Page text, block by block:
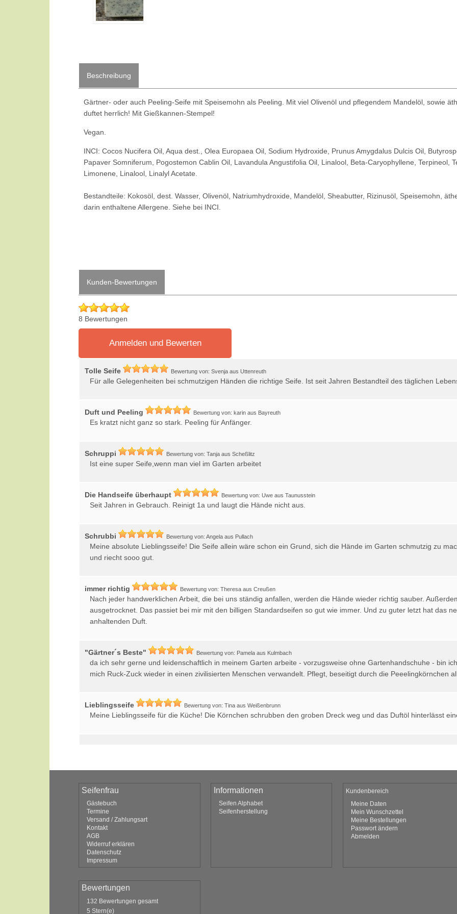
Beschreibung
Gärtner- oder auch Peeling-Seife mit Speisemohn als Peeling. Mit viel Olivenöl und pflegendem Mandelöl, sowie
duftet herrlich! Mit Gießkannen-Stempel!
Vegan.
INCI: Cocos Nucifera Oil, Aqua dest., Olea Europaea Oil, Sodium Hydroxide, Prunus Amygdalus Dulcis Oil,
Papaver Somniferum, Pogostemon Cablin Oil, Lavandula Angustifolia Oil, Linalool, Beta-Caryophyllene, Terpineol,
Limonene, Linalool, Linalyl Acetate.
Bestandteile: Kokosöl, dest. Wasser, Olivenöl, Natriumhydroxide, Mandelöl, Sheabutter, Rizinusöl, Speisemohn,
darin enthaltene Allergene. Siehe bei INCI.
Kunden-Bewertungen
8 Bewertungen
Anmelden und Bewerten
Tolle Seife Bewertung von: Svenja aus Uttenreuth
Für alle Gelegenheiten bei schmutzigen Händen die richtige Seife. Ist seit Jahren Bestandteil des täglichen
Duft und Peeling Bewertung von: karin aus Bayreuth
Es kratzt nicht ganz so stark. Peeling für Anfänger.
Schruppi Bewertung von: Tanja aus Scheßlitz
Ist eine super Seife,wenn man viel im Garten arbeitet
Die Handseife überhaupt Bewertung von: Uwe aus Taunusstein
Seit Jahren in Gebrauch. Reinigt 1a und laugt die Hände nicht aus.
Schrubbi Bewertung von: Angela aus Pullach
Meine absolute Lieblingsseife! Die Seife allein wäre schon ein Grund, sich die Hände im Garten schmutzig zu
und riecht sooo gut.
immer richtig Bewertung von: Theresa aus Creußen
Nach jeder handwerklichen Arbeit, die bei uns ständig anfallen, werden die Hände wieder richtig sauber.
ausgetrocknet. Das passiet bei mir mit den billigen Standardseifen so gut wie immer. Und zu guter letzt hat das
anhaltenden Duft.
"Gärtner´s Beste" Bewertung von: Pamela aus Kulmbach
da ich sehr gerne und leidenschaftlich in meinem Garten arbeite - vorzugsweise ohne Gartenhandschuhe - bin
mich Ruck-Zuck wieder in einen zivilisierten Menschen verwandelt. Pflegt, beseitigt durch die Peeelingkörnchen
Lieblingsseife Bewertung von: Tina aus Weißenbrunn
Meine Lieblingsseife für die Küche! Die Körnchen schrubben den groben Dreck weg und das Duftöl hinterlässt
Seifenfrau
Gästebuch
Termine
Versand / Zahlungsart
Kontakt
AGB
Widerruf erklären
Datenschutz
Impressum
Informationen
Seifen Alphabet
Seifenherstellung
Kundenbereich
Meine Daten
Mein Wunschzettel
Meine Bestellungen
Passwort ändern
Abmelden
Bewertungen
132 Bewertungen gesamt
5 Stern(e)